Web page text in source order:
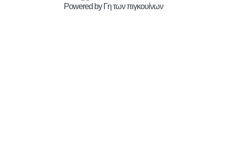
Powered by Γη των πιγκουίνων